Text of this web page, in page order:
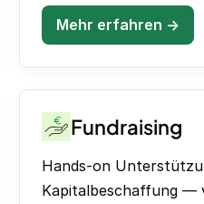
Mehr erfahren →
Fundraising
Hands-on
Kapitalbeschaffung —